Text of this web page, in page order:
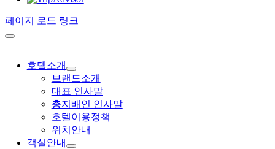
페이지 로드 링크
호텔소개
브랜드소개
대표 인사말
총지배인 인사말
호텔이용정책
위치안내
객실안내